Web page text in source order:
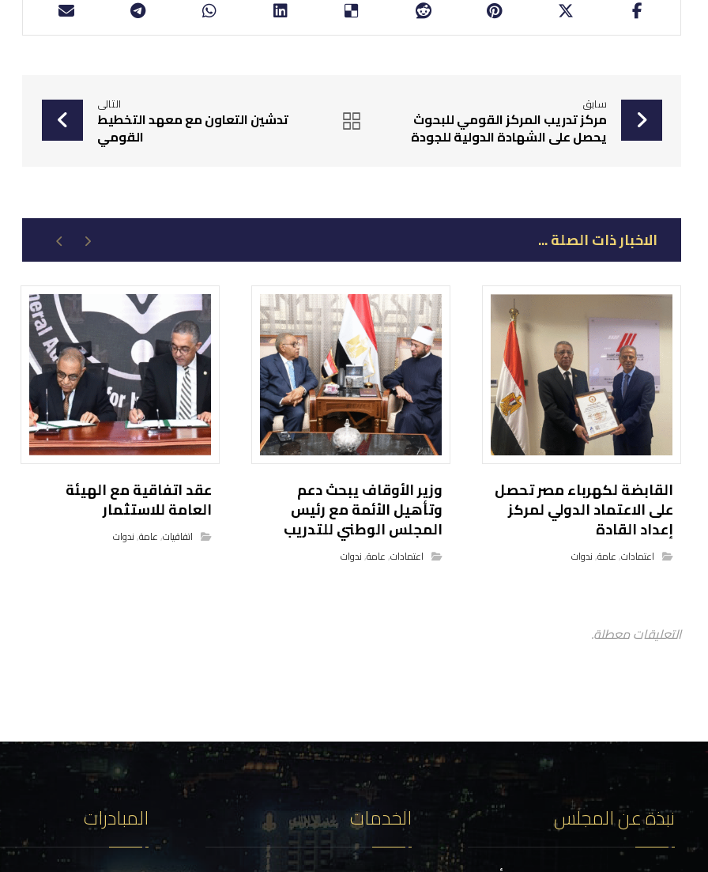
سابق
مركز تدريب المركز القومي للبحوث
يحصل على الشهادة الدولية للجودة
التالى
تدشين التعاون مع معهد التخطيط
القومي
الاخبار ذات الصلة ...
القابضة لكهرباء مصر تحصل
على الاعتماد الدولي لمركز
إعداد القادة
اعتمادات,عامة,ندوات
وزير الأوقاف يبحث دعم
وتأهيل الأئمة مع رئيس
المجلس الوطني للتدريب
اعتمادات,عامة,ندوات
عقد اتفاقية مع الهيئة
العامة للاستثمار
اتفاقيات,عامة,ندوات
التعليقات معطلة.
نبذة عن المجلس الخدمات المبادرات